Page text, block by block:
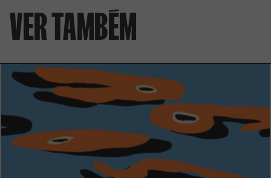
VER TAMBÉM